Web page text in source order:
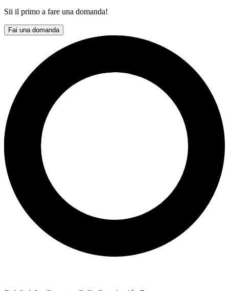
Sii il primo a fare una domanda!
Fai una domanda